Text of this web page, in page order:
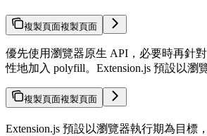
複製頁面複製頁面
優先使用瀏覽器原生 API，必要時再針
性地加入 polyfill。Extension.js 預設以瀏
複製頁面複製頁面
Extension.js 預設以瀏覽器執行期為目標